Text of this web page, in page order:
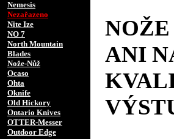
Nemesis
Nezařazeno
Nite Ize
NO 7
North Mountain
Blades
Nože-Nůž
Ocaso
Ohta
Oknife
Old Hickory
Ontario Knives
OTTER-Messer
Outdoor Edge
ANI